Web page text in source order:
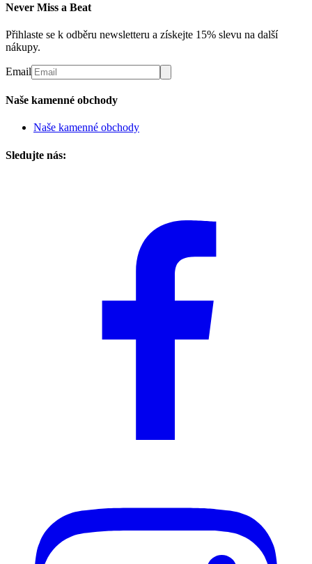
Never Miss a Beat
Přihlaste se k odběru newsletteru a získejte 15% slevu na další
nákupy.
Email
Naše kamenné obchody
Naše kamenné obchody
Sledujte nás: